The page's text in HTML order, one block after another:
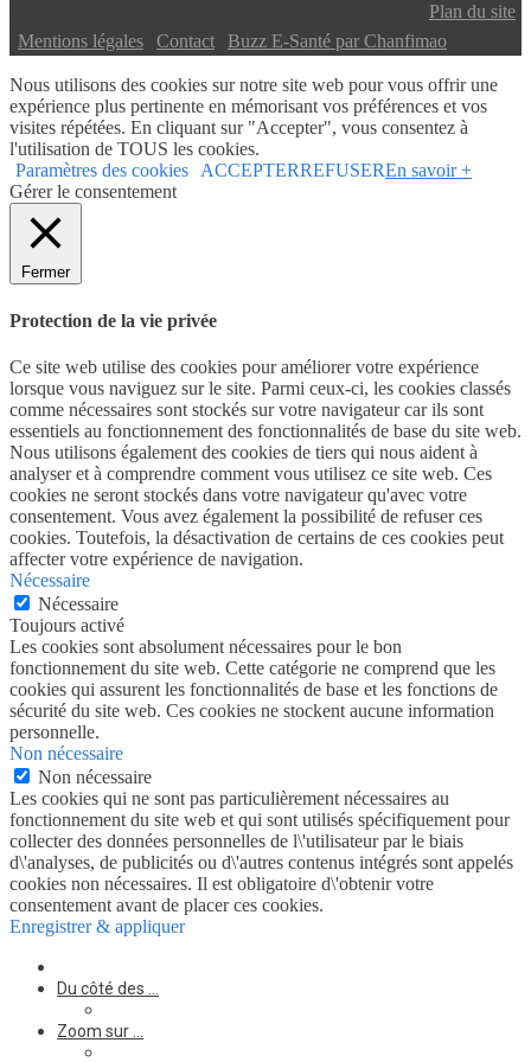
Plan du site
Mentions légales Contact Buzz E-Santé par Chanfimao
Nous utilisons des cookies sur notre site web pour vous offrir une
expérience plus pertinente en mémorisant vos préférences et vos
visites répétées. En cliquant sur "Accepter", vous consentez à
l'utilisation de TOUS les cookies.
Paramètres des cookies ACCEPTERREFUSEREn savoir +
Gérer le consentement
Fermer
Protection de la vie privée
Ce site web utilise des cookies pour améliorer votre expérience
lorsque vous naviguez sur le site. Parmi ceux-ci, les cookies classés
comme nécessaires sont stockés sur votre navigateur car ils sont
essentiels au fonctionnement des fonctionnalités de base du site web.
Nous utilisons également des cookies de tiers qui nous aident à
analyser et à comprendre comment vous utilisez ce site web. Ces
cookies ne seront stockés dans votre navigateur qu'avec votre
consentement. Vous avez également la possibilité de refuser ces
cookies. Toutefois, la désactivation de certains de ces cookies peut
affecter votre expérience de navigation.
Nécessaire
Nécessaire
Toujours activé
Les cookies sont absolument nécessaires pour le bon
fonctionnement du site web. Cette catégorie ne comprend que les
cookies qui assurent les fonctionnalités de base et les fonctions de
sécurité du site web. Ces cookies ne stockent aucune information
personnelle.
Non nécessaire
Non nécessaire
Les cookies qui ne sont pas particulièrement nécessaires au
fonctionnement du site web et qui sont utilisés spécifiquement pour
collecter des données personnelles de l\'utilisateur par le biais
d\'analyses, de publicités ou d\'autres contenus intégrés sont appelés
cookies non nécessaires. Il est obligatoire d\'obtenir votre
consentement avant de placer ces cookies.
Enregistrer & appliquer
Du côté des …
Zoom sur …